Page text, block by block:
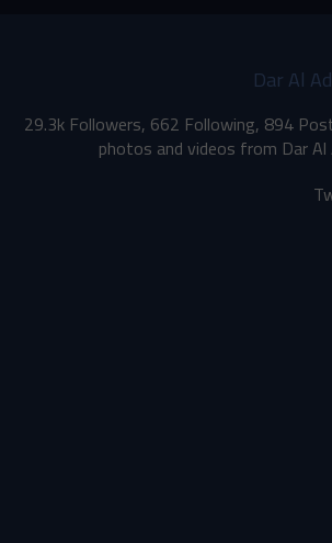
Dar Al
29.3k Followers, 662 Following, 894
photos and videos from Dar Al